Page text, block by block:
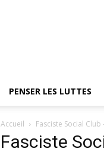
PENSER LES LUTTES
Accueil Fasciste Social Club
Fasciste